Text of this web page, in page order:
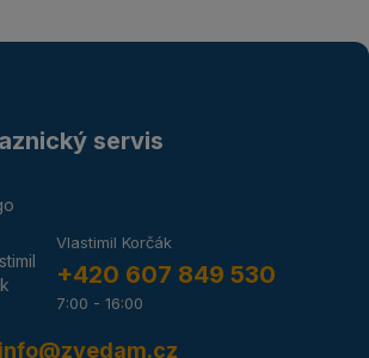
servis
Vlastimil Korčák
+420 607 849 530
7:00 - 16:00
info@zvedam.cz